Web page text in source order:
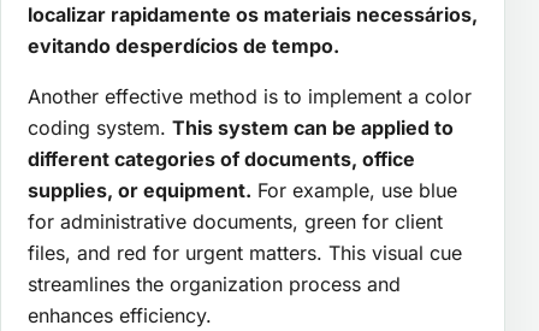
localizar rapidamente os materiais necessários,
evitando desperdícios de tempo.
Another effective method is to implement a color
coding system. This system can be applied to
different categories of documents, office
supplies, or equipment. For example, use blue
for administrative documents, green for client
files, and red for urgent matters. This visual cue
streamlines the organization process and
enhances efficiency.